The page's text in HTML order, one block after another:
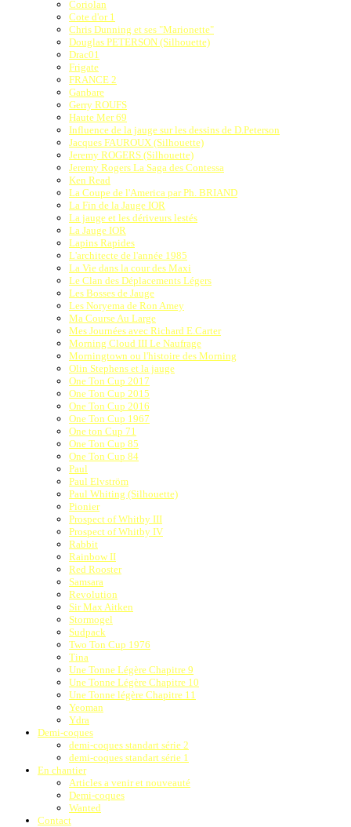
Coriolan
Cote d'or 1
Chris Dunning et ses "Marionette"
Douglas PETERSON (Silhouette)
Drac01
Frigate
FRANCE 2
Ganbare
Gerry ROUFS
Haute Mer 69
Influence de la jauge sur les dessins de D.Peterson
Jacques FAUROUX (Silhouette)
Jeremy ROGERS (Silhouette)
Jeremy Rogers La Saga des Contessa
Ken Read
La Coupe de l'America par Ph. BRIAND
La Fin de la Jauge IOR
La jauge et les dériveurs lestés
La Jauge IOR
Lapins Rapides
L'architecte de l'année 1985
La Vie dans la cour des Maxi
Le Clan des Déplacements Légers
Les Bosses de Jauge
Les Noryema de Ron Amey
Ma Course Au Large
Mes Journées avec Richard E.Carter
Morning Cloud III Le Naufrage
Morningtown ou l'histoire des Morning
Olin Stephens et la jauge
One Ton Cup 2017
One Ton Cup 2015
One Ton Cup 2016
One Ton Cup 1967
One ton Cup 71
One Ton Cup 85
One Ton Cup 84
Paul
Paul Elvström
Paul Whiting (Silhouette)
Pionier
Prospect of Whitby III
Prospect of Whitby IV
Rabbit
Rainbow II
Red Rooster
Samsara
Revolution
Sir Max Aitken
Stormogel
Sudpack
Two Ton Cup 1976
Tina
Une Tonne Légère Chapitre 9
Une Tonne Légère Chapitre 10
Une Tonne légère Chapitre 11
Yeoman
Ydra
Demi-coques
demi-coques standart série 2
demi-coques standart série 1
En chantier
Articles a venir et nouveauté
Demi-coques
Wanted
Contact